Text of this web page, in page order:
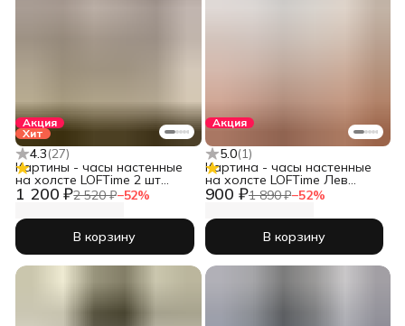
Акция
Хит
4.3(27)
1 200 ₽2 520 ₽−52%
Картины - часы настенные
на холсте LOFTime 2 шт
ДЕВУШКА АБСТРАКЦИЯ
СЕР ЗОЛ 3 30Х40 Ч-556-
3040
В корзину
Акция
5.0(1)
900 ₽1 890 ₽−52%
Картина - часы настенные
на холсте LOFTime Лев
львица беж
В корзину